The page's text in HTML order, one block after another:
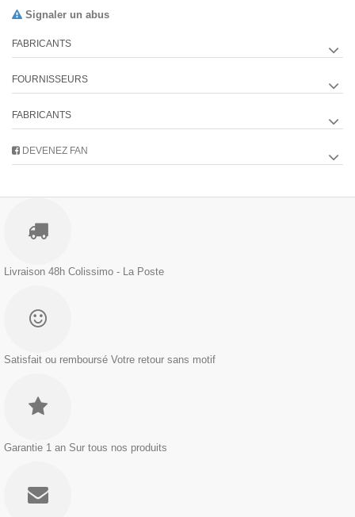
Signaler un abus
FABRICANTS
FOURNISSEURS
FABRICANTS
DEVENEZ FAN
Livraison 48h Colissimo - La Poste
Satisfait ou remboursé Votre retour sans motif
Garantie 1 an Sur tous nos produits